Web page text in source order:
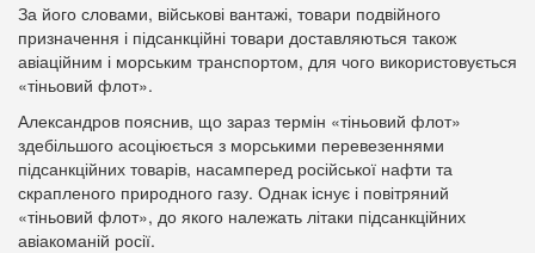
За його словами, військові вантажі, товари подвійного
призначення і підсанкційні товари доставляються також
авіаційним і морським транспортом, для чого використовується
«тіньовий флот».
Александров пояснив, що зараз термін «тіньовий флот»
здебільшого асоціюється з морськими перевезеннями
підсанкційних товарів, насамперед російської нафти та
скрапленого природного газу. Однак існує і повітряний
«тіньовий флот», до якого належать літаки підсанкційних
авіакоманій росії.